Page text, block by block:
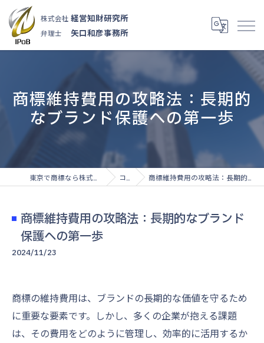
株式会社 経営知財研究所
弁理士 矢口和彦事務所
商標維持費用の攻略法：長期的
なブランド保護への第一歩
コラム 商標維持費用の攻略法：長期的なブランド保護への第一歩
商標維持費用の攻略法：長期的なブランド
保護への第一歩
2024/11/23
商標の維持費用は、ブランドの長期的な価値を守るため
に重要な要素です。しかし、多くの企業が抱える課題
は、その費用をどのように管理し、効率的に活用するか